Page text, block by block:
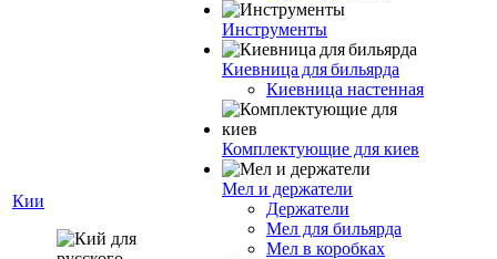
Кии
Инструменты
Киевница для бильярда
Киевница настенная
Комплектующие для киев
Мел и держатели
Держатели
Мел для бильярда
Мел в коробках